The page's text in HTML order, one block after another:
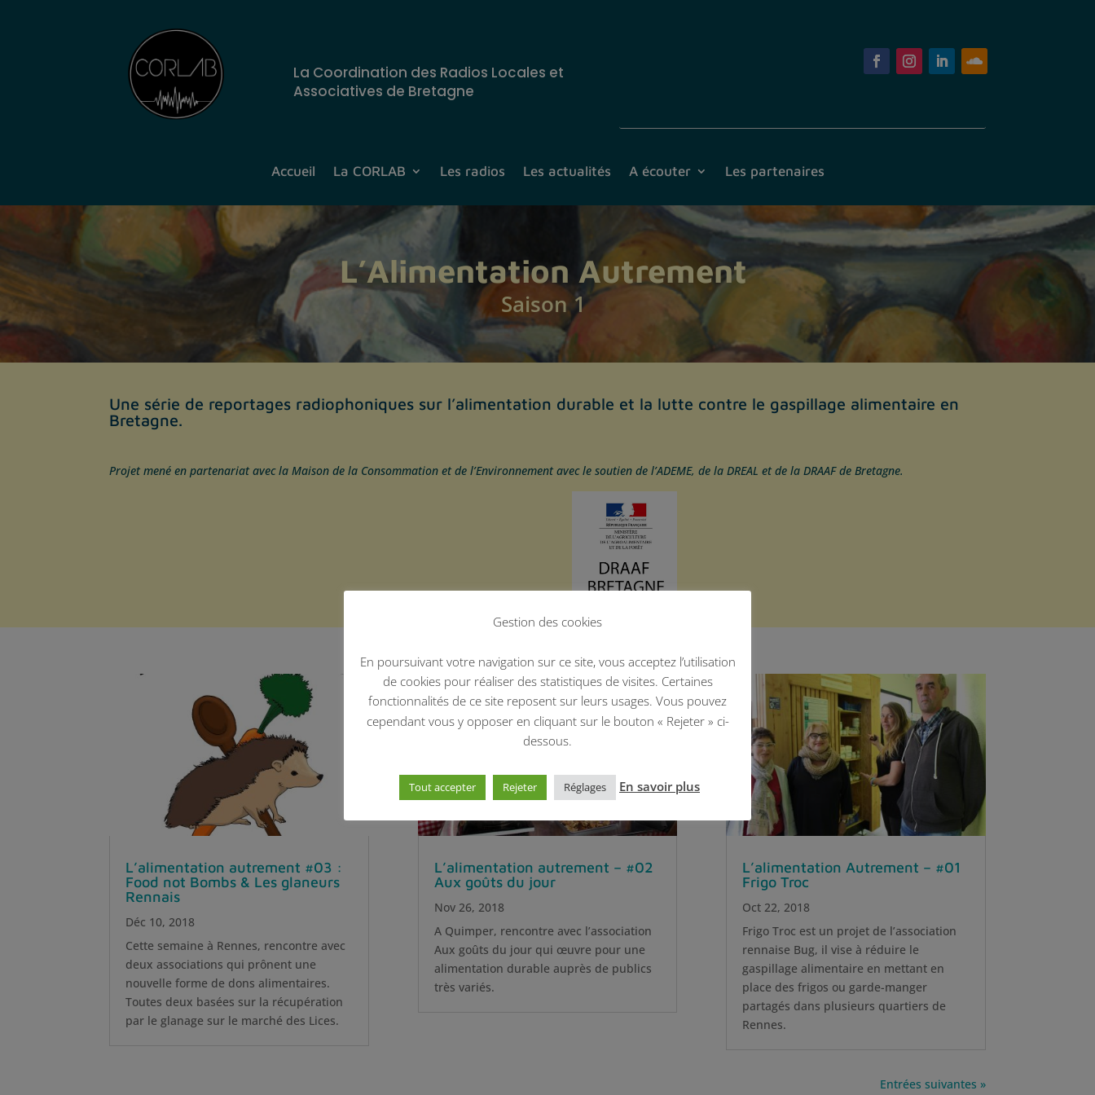
La Coordination des Radios Locales et
Associatives de Bretagne
Accueil La CORLAB Les radios Les actualités A écouter Les partenaires
L’Alimentation Autrement
Saison 1
Une série de reportages radiophoniques sur l’alimentation durable et la lutte contre le gaspillage alimentaire en
Bretagne.
Projet mené en partenariat avec la Maison de la Consommation et de l’Environnement avec le soutien de l’ADEME, de la DREAL et de la DRAAF de Bretagne.
L’alimentation autrement #03 :
Food not Bombs & Les glaneurs
Rennais
Déc 10, 2018
Cette semaine à Rennes, rencontre avec
deux associations qui prônent une
nouvelle forme de dons alimentaires.
Toutes deux basées sur la récupération
par le glanage sur le marché des Lices.
L’alimentation autrement – #02
Aux goûts du jour
Nov 26, 2018
A Quimper, rencontre avec l’association
Aux goûts du jour qui œuvre pour une
alimentation durable auprès de publics
très variés.
L’alimentation Autrement – #01
Frigo Troc
Oct 22, 2018
Frigo Troc est un projet de l’association
rennaise Bug, il vise à réduire le
gaspillage alimentaire en mettant en
place des frigos ou garde-manger
partagés dans plusieurs quartiers de
Rennes.
Entrées suivantes »
Gestion des cookies
En poursuivant votre navigation sur ce site, vous acceptez l’utilisation
de cookies pour réaliser des statistiques de visites. Certaines
fonctionnalités de ce site reposent sur leurs usages. Vous pouvez
cependant vous y opposer en cliquant sur le bouton « Rejeter » ci-
dessous.
Tout accepter Rejeter Réglages En savoir plus